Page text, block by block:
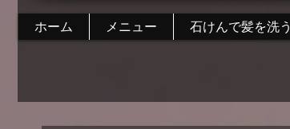
ホーム メニュー 石けんで髪を洗う